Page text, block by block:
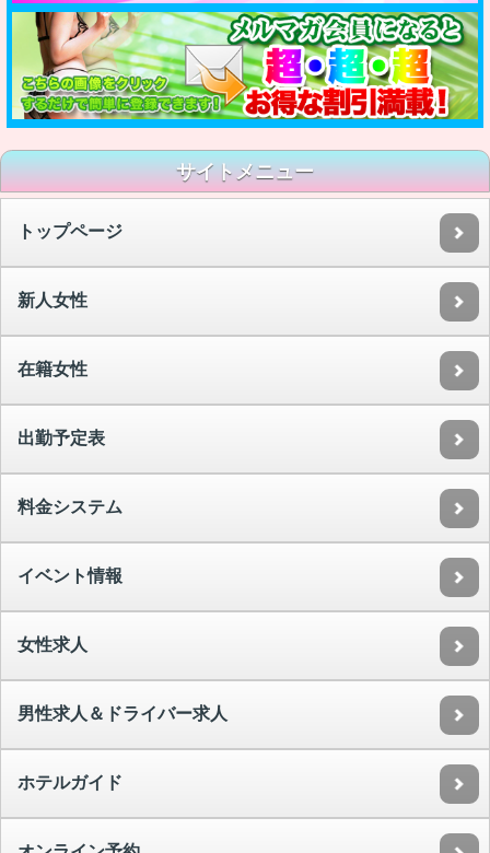
サイトメニュー
トップページ
新人女性
在籍女性
出勤予定表
料金システム
イベント情報
女性求人
男性求人＆ドライバー求人
ホテルガイド